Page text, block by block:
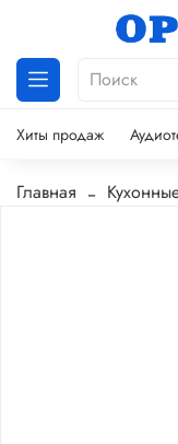
Хиты продаж
Главная